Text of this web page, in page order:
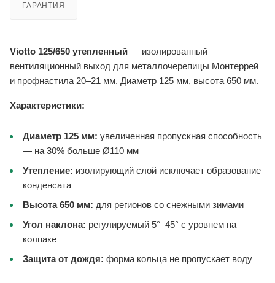
ГАРАНТИЯ
Viotto 125/650 утепленный — изолированный
вентиляционный выход для металлочерепицы Монтеррей
и профнастила 20–21 мм. Диаметр 125 мм, высота 650 мм.
Характеристики:
Диаметр 125 мм: увеличенная пропускная способность
— на 30% больше Ø110 мм
Утепление: изолирующий слой исключает образование
конденсата
Высота 650 мм: для регионов со снежными зимами
Угол наклона: регулируемый 5°–45° с уровнем на
колпаке
Защита от дождя: форма кольца не пропускает воду